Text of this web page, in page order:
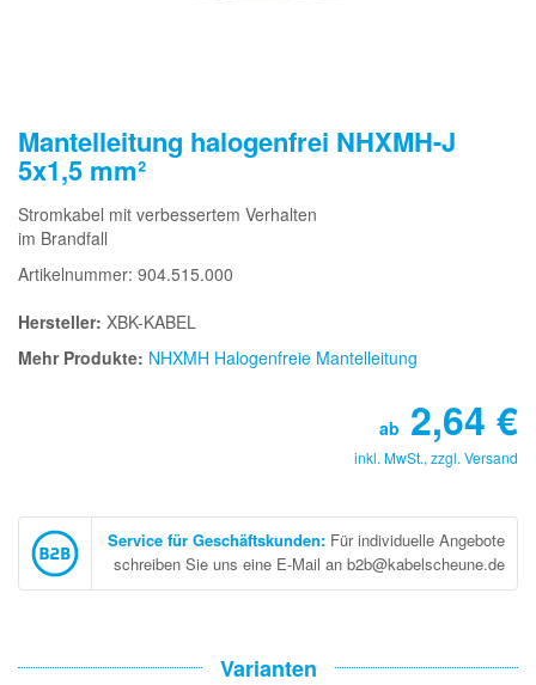
Mantelleitung halogenfrei NHXMH-J
5x1,5 mm²
Stromkabel mit verbessertem Verhalten
im Brandfall
Artikelnummer: 904.515.000
Hersteller: XBK-KABEL
Mehr Produkte: NHXMH Halogenfreie Mantelleitung
ab 2,64 €
inkl. MwSt., zzgl. Versand
Service für Geschäftskunden: Für individuelle Angebote
schreiben Sie uns eine E-Mail an b2b@kabelscheune.de
Varianten